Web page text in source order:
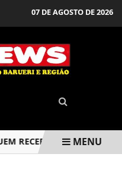
07 DE AGOSTO DE 2026
RELATÓRIO DA
MENU